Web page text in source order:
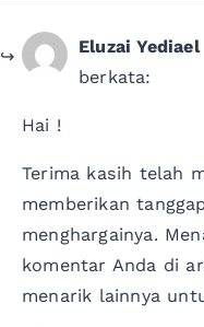
Eluzai Yediael
berkata:
Hai !
Terima kasih telah
memberikan
menghargainya.
komentar Anda di
menarik lainnya